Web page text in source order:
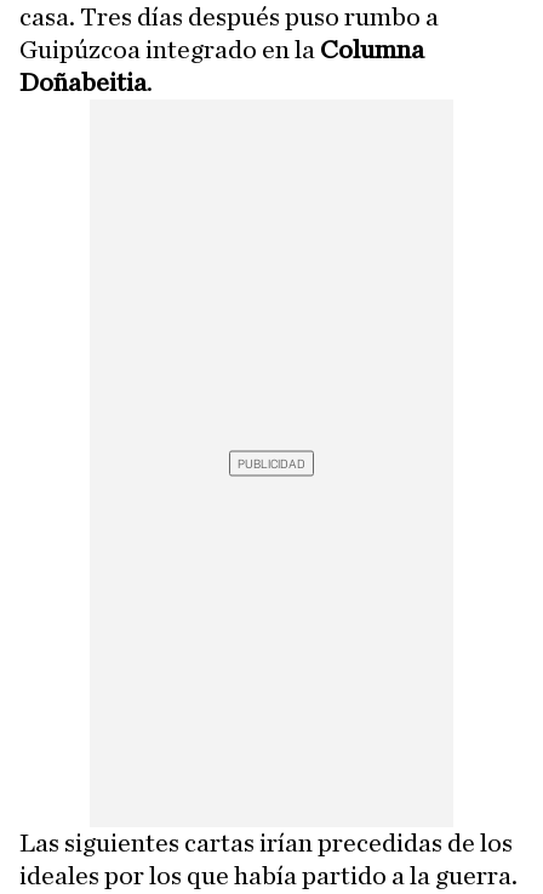
casa. Tres días después puso rumbo a
Guipúzcoa integrado en la Columna
Doñabeitia.
Las siguientes cartas irían precedidas de los
ideales por los que había partido a la guerra.